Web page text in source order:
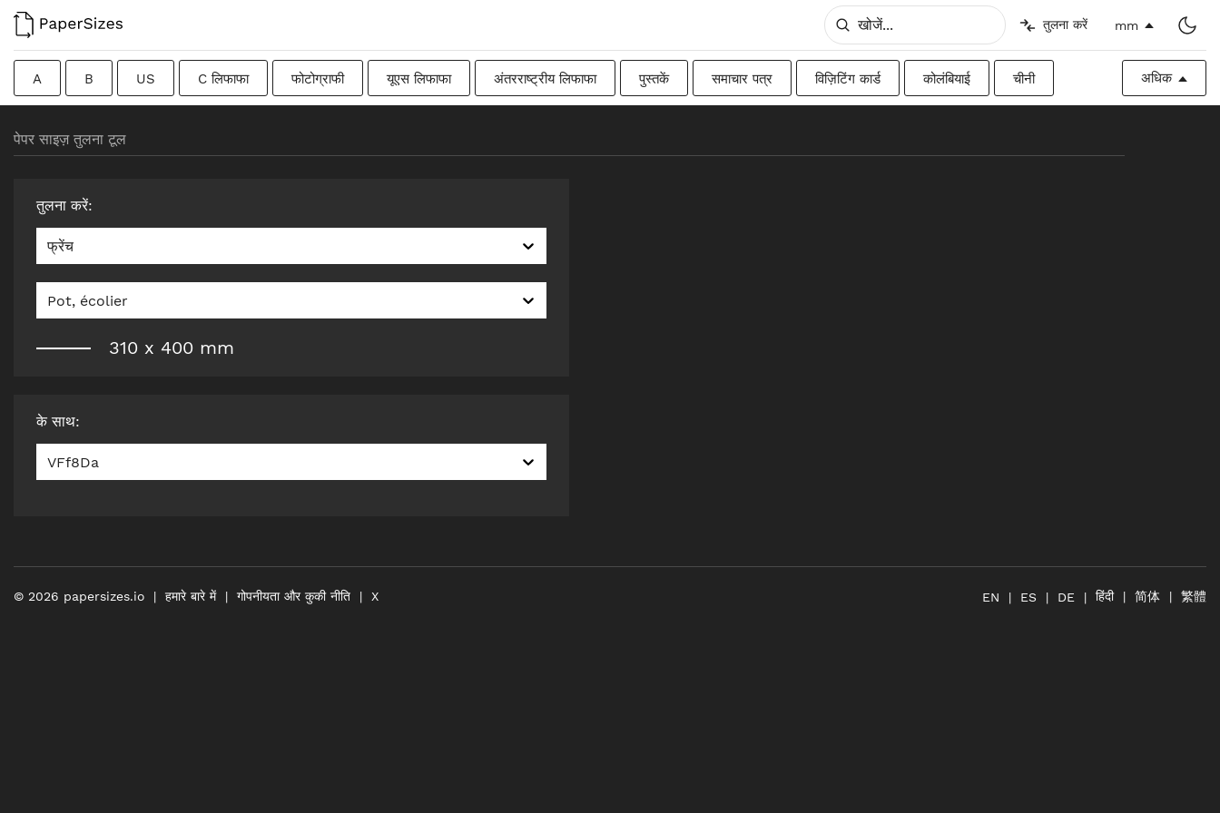
तुलना करें mm
A B US C लिफाफा फोटोग्राफी यूएस लिफाफा अंतरराष्ट्रीय लिफाफा पुस्तकें समाचार पत्र विज़िटिंग कार्ड कोलंबियाई चीनी अधिक
पेपर साइज़ तुलना टूल
तुलना करें:
फ्रेंच
Pot, écolier
310 x 400 mm
के साथ:
VFf8Da
© 2026 papersizes.io हमारे बारे में गोपनीयता और कुकी नीति X EN ES DE हिंदी 简体 繁體